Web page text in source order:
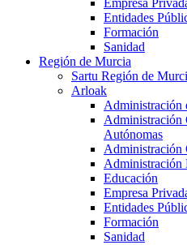
Empresa
Entidades
Formación
Sanidad
Región de Murcia
Sartu Región de
Arloak
Administración
Administración
Autónomas
Administración
Administración
Educación
Empresa
Entidades
Formación
Sanidad